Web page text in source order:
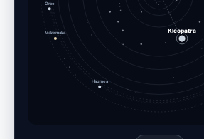
Haumea
Makemake
Orco
Kleopatra